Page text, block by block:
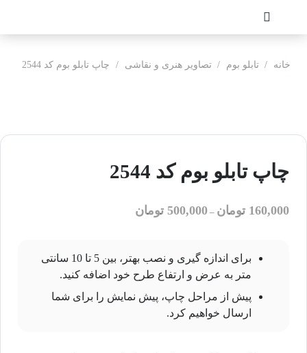
خانه / تابلو بوم / تصاویر هنری و نقاشی / چاپ تابلو بوم کد 2544
چاپ تابلو بوم کد 2544
160,000 تومان –
500,000 تومان
برای اندازه گیری و نصب بهتر، بین 5 تا 10 سانتی
متر به عرض و ارتفاع طرح خود اضافه کنید.
پیش از مراحل چاپ، پیش نمایش را برای شما
ارسال خواهیم کرد.